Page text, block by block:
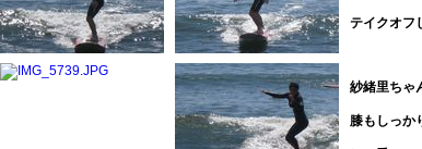
テイクオフ
紗緒里ちゃ
膝もしっか